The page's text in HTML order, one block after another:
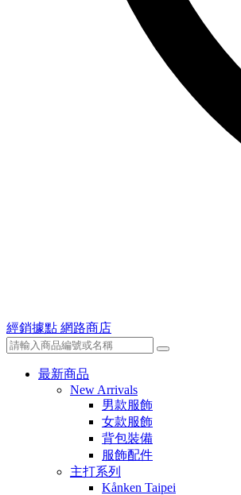
經銷據點 網路商店
最新商品
New Arrivals
男款服飾
女款服飾
背包裝備
服飾配件
主打系列
Kånken Taipei